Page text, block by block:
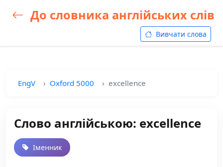
До словника англійських слів
Вивчати слова
EngV Oxford 5000 excellence
Слово англійською: excellence
Іменник